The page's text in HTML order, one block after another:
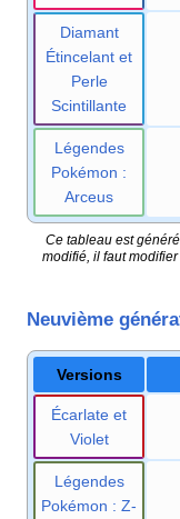
Diamant
Étincelant et
Perle
Scintillante
Légendes
Pokémon :
Arceus
Ce tableau est
modifié, il faut
Neuvième
Versions
Écarlate et
Violet
Légendes
Pokémon : Z-